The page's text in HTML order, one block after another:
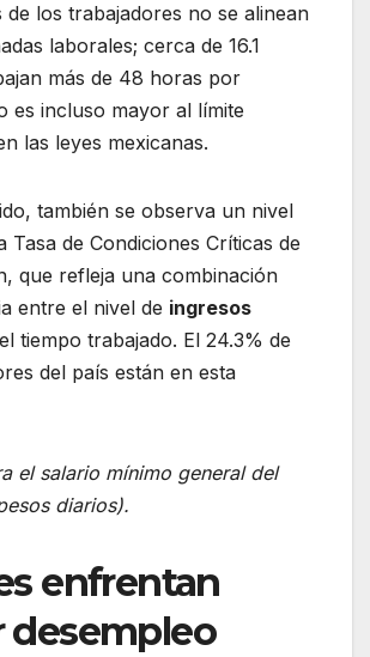
de los trabajadores no se alinean
laborales; cerca de 16.1
más de 48 horas por
es incluso mayor al límite
las leyes mexicanas.
también se observa un nivel
Tasa de Condiciones Críticas de
que refleja una combinación
entre el nivel de ingresos
tiempo trabajado. El 24.3% de
del país están en esta
el salario mínimo general del
diarios).
enfrentan
desempleo